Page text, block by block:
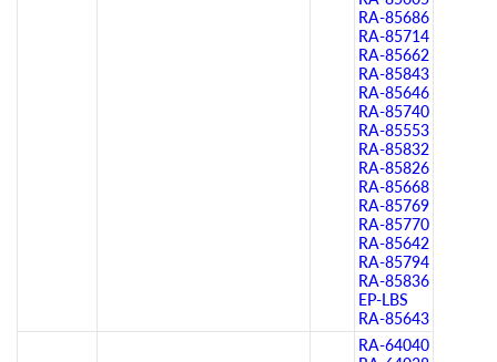
RA-85686
RA-85714
RA-85662
RA-85843
RA-85646
RA-85740
RA-85553
RA-85832
RA-85826
RA-85668
RA-85769
RA-85770
RA-85642
RA-85794
RA-85836
EP-LBS
RA-85643
RA-64040